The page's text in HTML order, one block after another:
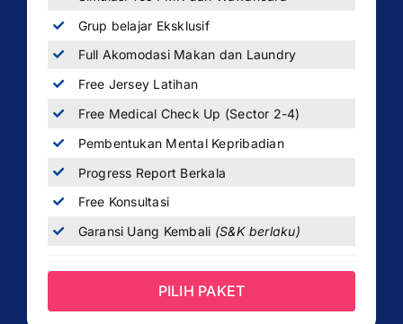
Grup belajar Eksklusif
Full Akomodasi Makan dan Laundry
Free Jersey Latihan
Free Medical Check Up (Sector 2-4)
Pembentukan Mental Kepribadian
Progress Report Berkala
Free Konsultasi
Garansi Uang Kembali (S&K berlaku)
PILIH PAKET